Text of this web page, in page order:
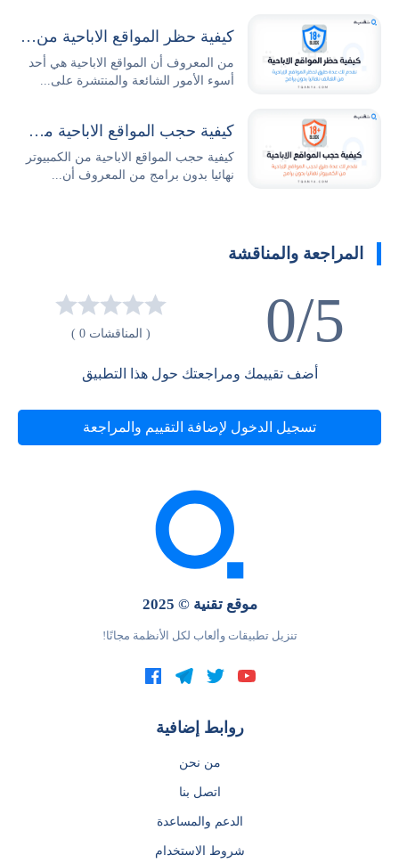
كيفية حظر المواقع الاباحية من الهاتف نهائيا بدون برامج
من المعروف أن المواقع الاباحية هي أحد
أسوء الأمور الشائعة والمنتشرة على...
كيفية حجب المواقع الاباحية من الكمبيوتر نهائيا بدون برامج
كيفية حجب المواقع الاباحية من الكمبيوتر
نهائيا بدون برامج من المعروف أن...
المراجعة والمناقشة
0/5 ( المناقشات 0 )
أضف تقييمك ومراجعتك حول هذا التطبيق
تسجيل الدخول لإضافة التقييم والمراجعة
موقع تقنية © 2025
تنزيل تطبيقات وألعاب لكل الأنظمة مجانًا!
روابط إضافية
من نحن
اتصل بنا
الدعم والمساعدة
شروط الاستخدام